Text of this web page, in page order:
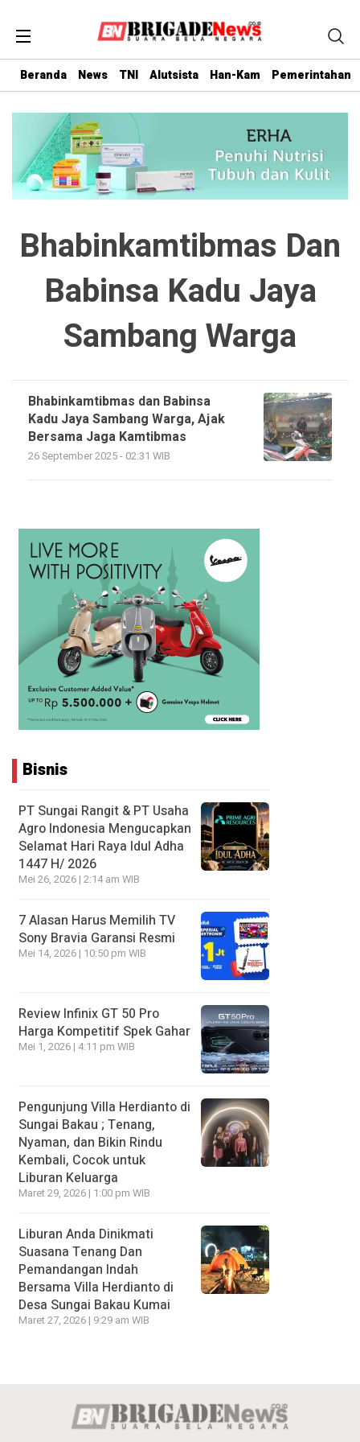
Beranda News TNI Alutsista Han-Kam Pemerintahan
Bhabinkamtibmas Dan
Babinsa Kadu Jaya
Sambang Warga
Bhabinkamtibmas dan Babinsa
Kadu Jaya Sambang Warga, Ajak
Bersama Jaga Kamtibmas
26 September 2025 - 02:31 WIB
Bisnis
PT Sungai Rangit & PT Usaha
Agro Indonesia Mengucapkan
Selamat Hari Raya Idul Adha
1447 H/ 2026
Mei 26, 2026 | 2:14 am WIB
7 Alasan Harus Memilih TV
Sony Bravia Garansi Resmi
Mei 14, 2026 | 10:50 pm WIB
Review Infinix GT 50 Pro
Harga Kompetitif Spek Gahar
Mei 1, 2026 | 4:11 pm WIB
Pengunjung Villa Herdianto di
Sungai Bakau ; Tenang,
Nyaman, dan Bikin Rindu
Kembali, Cocok untuk
Liburan Keluarga
Maret 29, 2026 | 1:00 pm WIB
Liburan Anda Dinikmati
Suasana Tenang Dan
Pemandangan Indah
Bersama Villa Herdianto di
Desa Sungai Bakau Kumai
Maret 27, 2026 | 9:29 am WIB